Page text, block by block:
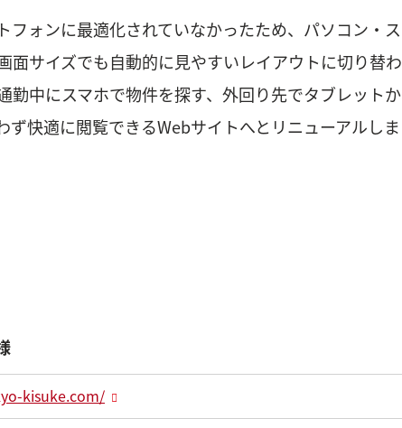
フォンに最適化されていなかったため、パソコン・ス
面サイズでも自動的に見やすいレイアウトに切り替わ
勤中にスマホで物件を探す、外回り先でタブレットか
ず快適に閲覧できるWebサイトへとリニューアルしま
kisuke.com/